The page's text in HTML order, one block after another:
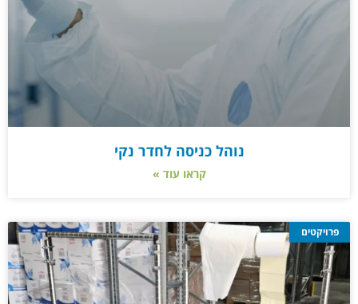
נוהל כניסה לחדר נקי
קראו עוד »
פרויקטים